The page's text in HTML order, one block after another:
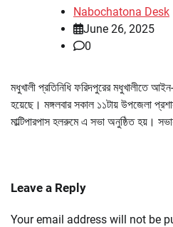
Nabochatona Desk
June 26, 2025
0
মধুখালী প্রতিনিধি ফরিদপুরের মধুখালীতে
হয়েছে। মঙ্গলবার সকাল ১১টায় উপজেলা
মাল্টিপারপাস হলরুমে এ সভা অনুষ্ঠিত হয়।
Leave a Reply
Your email address will not be